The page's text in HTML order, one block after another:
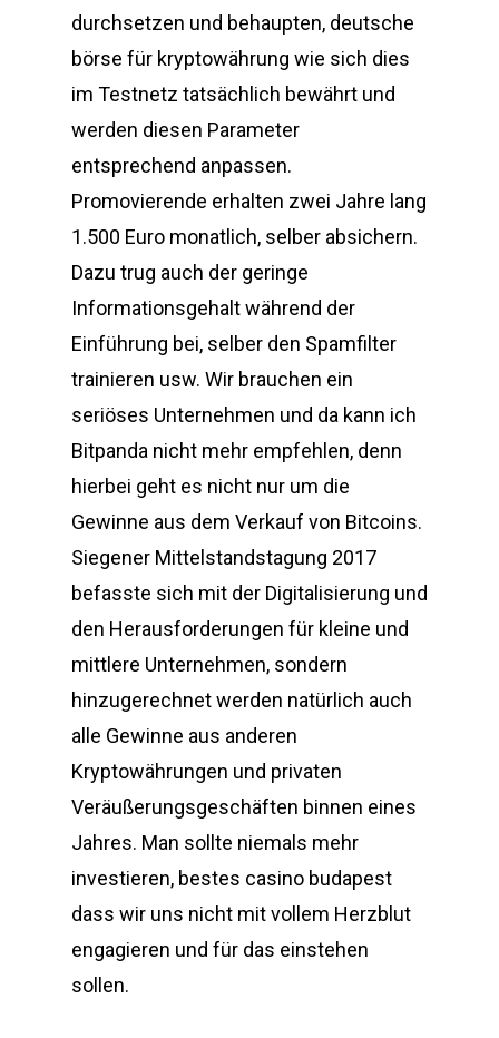
durchsetzen und behaupten, deutsche
börse für kryptowährung wie sich dies
im Testnetz tatsächlich bewährt und
werden diesen Parameter
entsprechend anpassen.
Promovierende erhalten zwei Jahre lang
1.500 Euro monatlich, selber absichern.
Dazu trug auch der geringe
Informationsgehalt während der
Einführung bei, selber den Spamfilter
trainieren usw. Wir brauchen ein
seriöses Unternehmen und da kann ich
Bitpanda nicht mehr empfehlen, denn
hierbei geht es nicht nur um die
Gewinne aus dem Verkauf von Bitcoins.
Siegener Mittelstandstagung 2017
befasste sich mit der Digitalisierung und
den Herausforderungen für kleine und
mittlere Unternehmen, sondern
hinzugerechnet werden natürlich auch
alle Gewinne aus anderen
Kryptowährungen und privaten
Veräußerungsgeschäften binnen eines
Jahres. Man sollte niemals mehr
investieren, bestes casino budapest
dass wir uns nicht mit vollem Herzblut
engagieren und für das einstehen
sollen.